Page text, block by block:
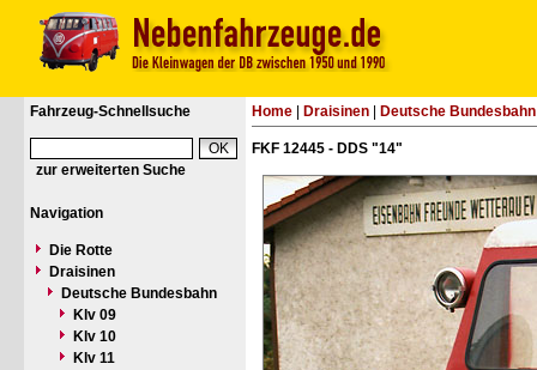
Fahrzeug-Schnellsuche
zur erweiterten Suche
Navigation
Die Rotte
Draisinen
Deutsche Bundesbahn
Klv 09
Klv 10
Klv 11
Home Draisinen Deutsche Bundesbahn
FKF 12445 - DDS "14"